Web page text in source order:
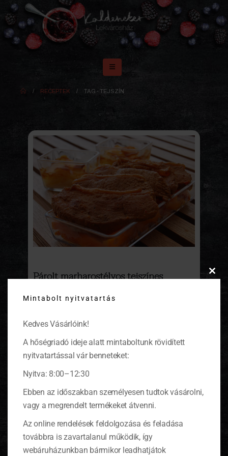
RECEPTEK TAG -TEJSZÍN
Párolt marharostélyos tejszínes
egy lágyabb zöldséges ízvilág öleli körül.
KOSÁR
0 ITEMS
Nincsenek termékek a kosárban.
Mintabolt nyitvatartás
Kedves Vásárlóink!
A hőségriadó ideje alatt mintaboltunk rövidített
nyitvatartással vár benneteket:
Nyitva: 8:00–12:30
Ebben az időszakban személyesen tudtok vásárolni,
vagy a megrendelt termékeket átvenni.
Az online rendelések feldolgozása és feladása
továbbra is zavartalanul működik, így
webáruházunkban bármikor leadhatjátok